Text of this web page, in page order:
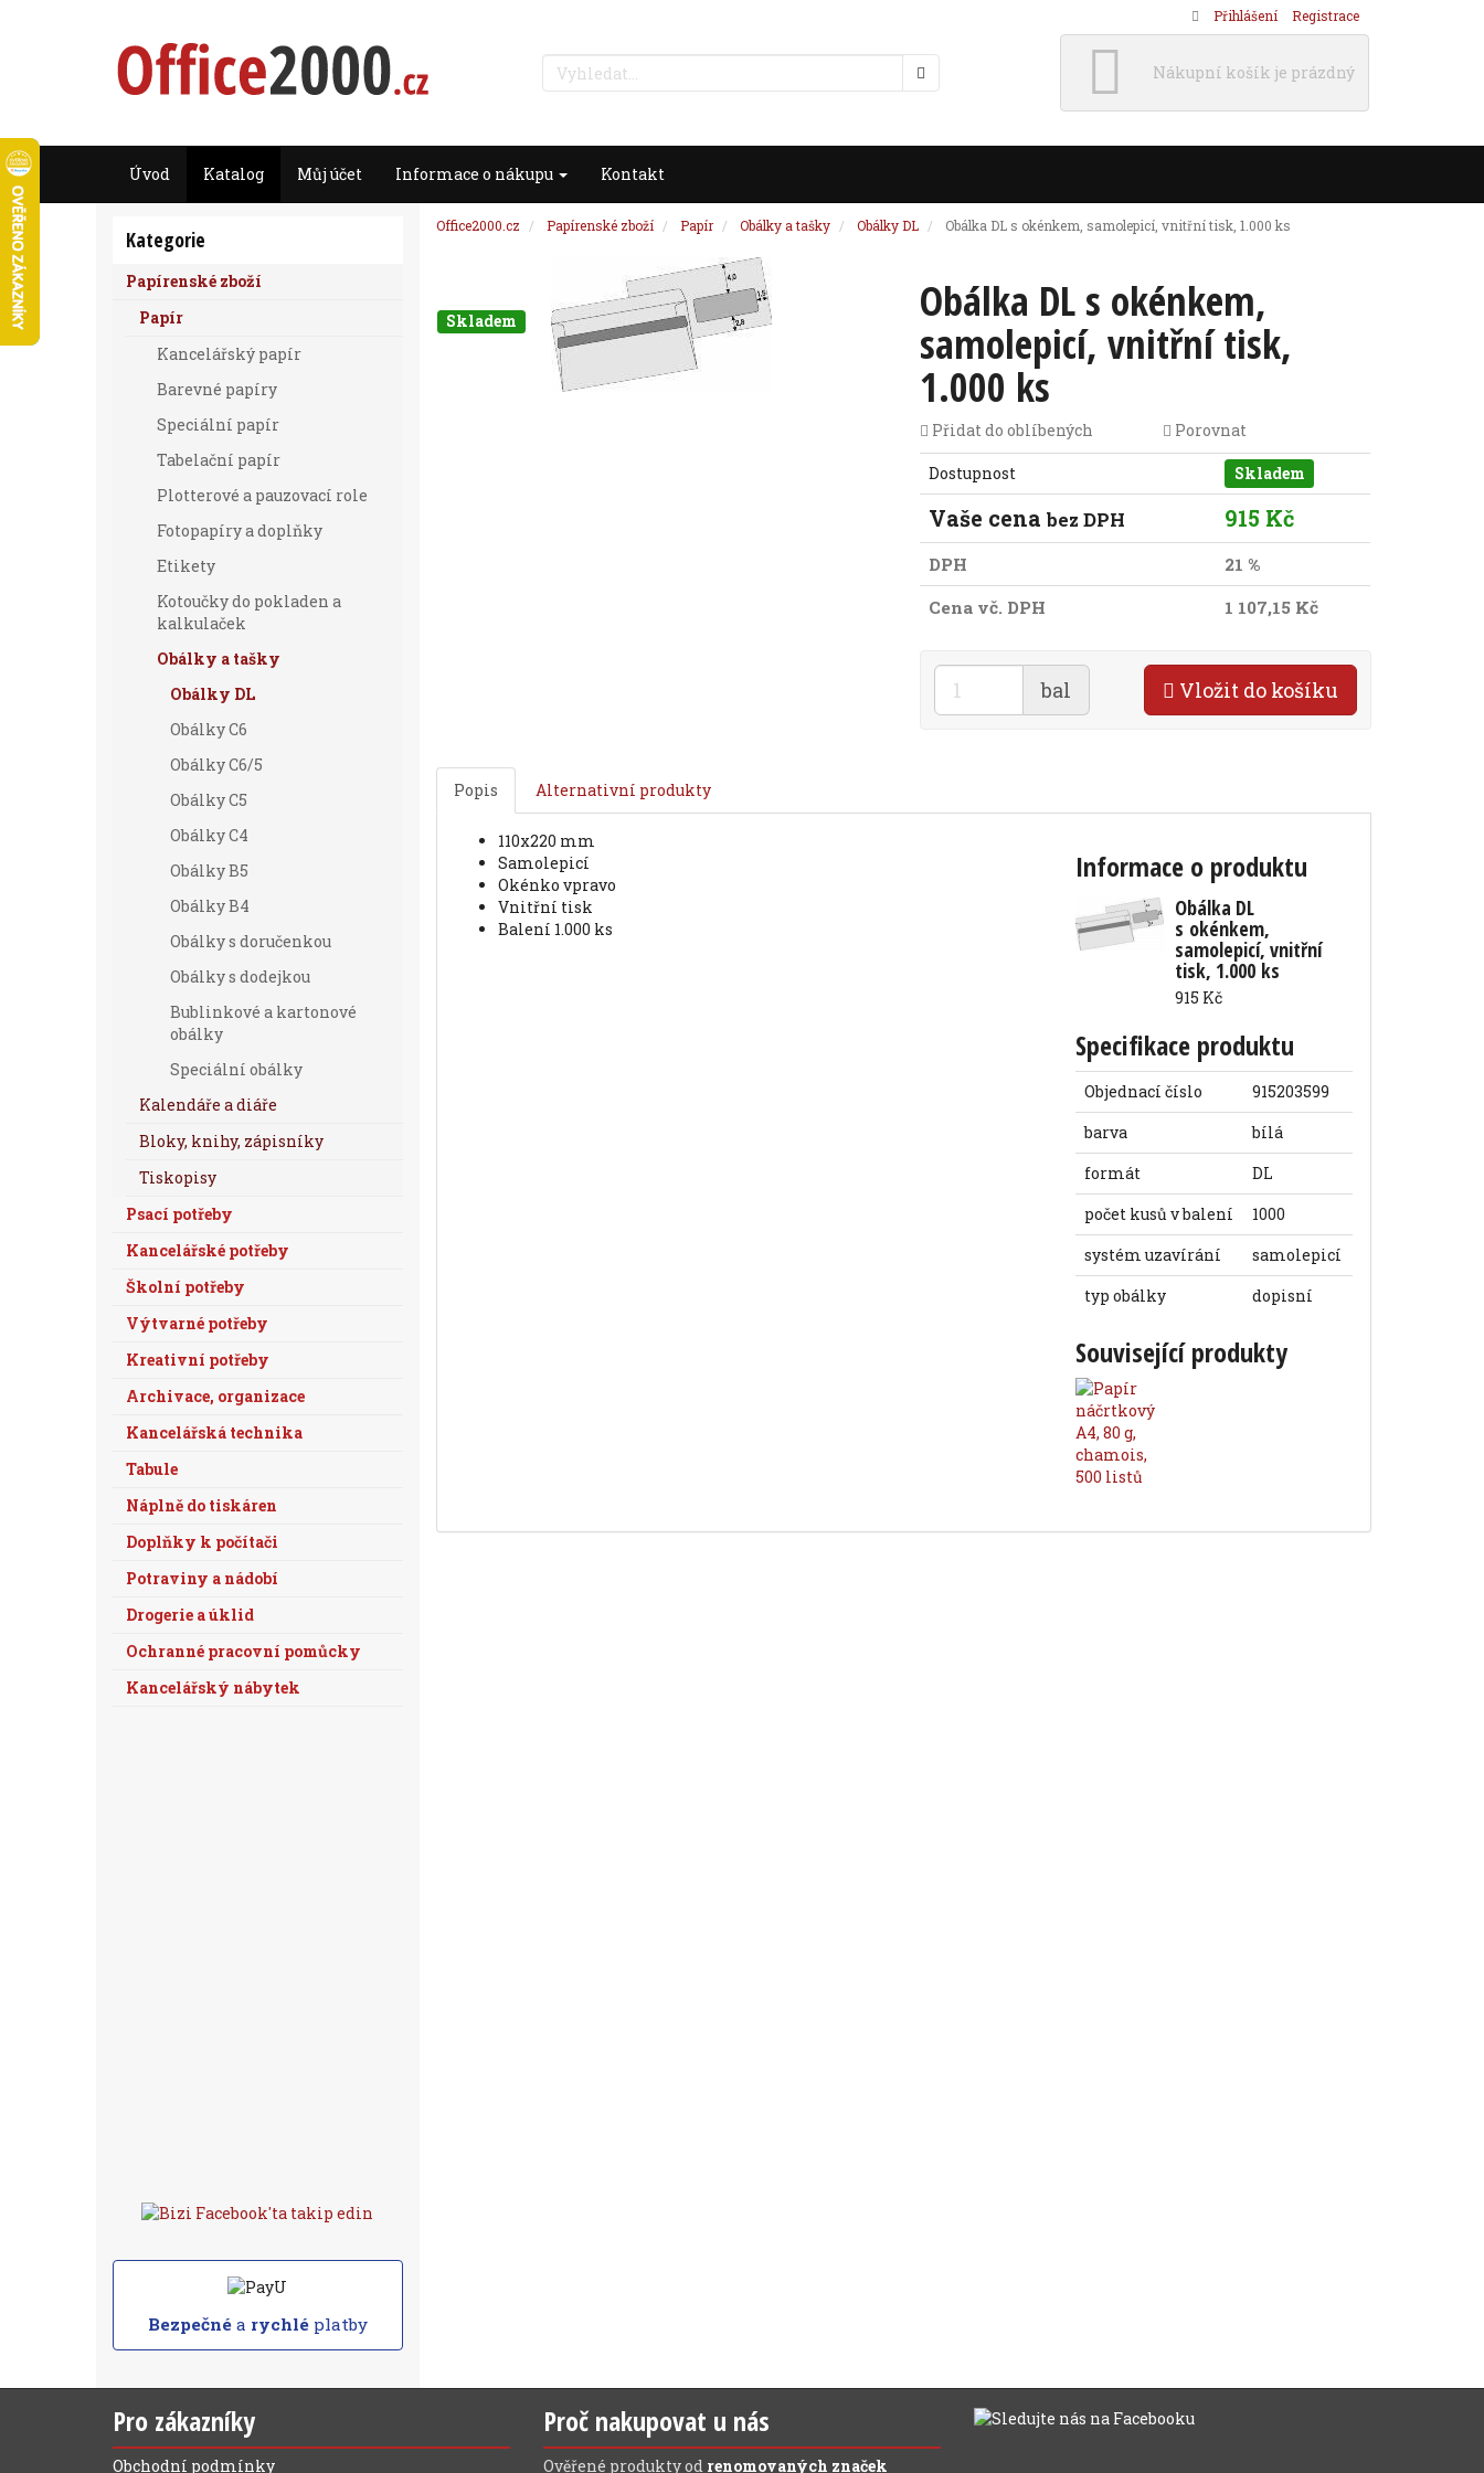
Nákupní košík je prázdný
Úvod Katalog Můj účet Informace o nákupu Kontakt
Office2000.cz Papírenské zboží Papír Obálky a tašky Obálky DL Obálka DL s okénkem, samolepicí, vnitřní tisk, 1.000 ks
Obálka DL s okénkem,
samolepicí, vnitřní tisk,
1.000 ks
Přidat do oblíbených Porovnat
Dostupnost Skladem
Vaše cenabez DPH 915 Kč
DPH
21 %
Cena vč. DPH
1 107,15 Kč
bal Vložit do košíku
Skladem
Popis Alternativní produkty
110x220 mm
samolepicí
okénko vpravo
vnitřní tisk
balení 1.000 ks
Informace o produktu
Obálka DL
s okénkem,
samolepicí, vnitřní
tisk, 1.000 ks
915 Kč
Specifikace produktu
Objednací číslo
915203599
barva
bílá
formát
DL
počet kusů v balení
1000
systém uzavírání
samolepicí
typ obálky
dopisní
Související produkty
Kategorie
Papírenské zboží
Papír
Kancelářský papír
Barevné papíry
Speciální papír
Tabelační papír
Plotterové a pauzovací role
Fotopapíry a doplňky
Etikety
Kotoučky do pokladen a
kalkulaček
Obálky a tašky
Obálky DL
Obálky C6
Obálky C6/5
Obálky C5
Obálky C4
Obálky B5
Obálky B4
Obálky s doručenkou
Obálky s dodejkou
Bublinkové a kartonové
obálky
Speciální obálky
Kalendáře a diáře
Bloky, knihy, zápisníky
Tiskopisy
Psací potřeby
Kancelářské potřeby
Školní potřeby
Výtvarné potřeby
Kreativní potřeby
Archivace, organizace
Kancelářská technika
Tabule
Náplně do tiskáren
Doplňky k počítači
Potraviny a nádobí
Drogerie a úklid
Ochranné pracovní pomůcky
Kancelářský nábytek
Bezpečnéa rychléplatby
Pro zákazníky
Obchodní podmínky
Proč nakupovat u nás
Ověřené produkty od renomovaných značek
Přihlášení Registrace